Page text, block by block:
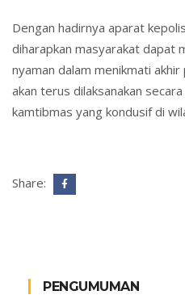
Dengan hadirnya aparat
diharapkan masyarakat dapat
nyaman dalam menikmati
akan terus dilaksanakan
kamtibmas yang kondusif di
Share:
PENGUMUMAN